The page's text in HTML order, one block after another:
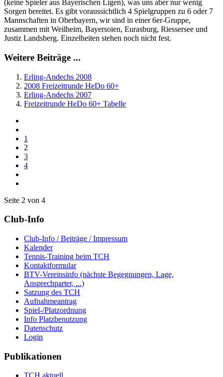
(keine Spieler aus Bayerischen Ligen), was uns aber nur wenig
Sorgen bereitet. Es gibt voraussichtlich 4 Spielgruppen zu 6 oder 7
Mannschaften in Oberbayern, wir sind in einer 6er-Gruppe,
zusammen mit Weilheim, Bayersoien, Eurasburg, Riessersee und
Justiz Landsberg. Einzelheiten stehen noch nicht fest.
Weitere Beiträge ...
Erling-Andechs 2008
2008 Freizeitrunde HeDo 60+
Erling-Andechs 2007
Freizeitrunde HeDo 60+ Tabelle
1
2
3
4
Seite 2 von 4
Club-Info
Club-Info / Beiträge / Impressum
Kalender
Tennis-Training beim TCH
Kontaktformular
BTV-Vereinsinfo (nächste Begegnungen, Lage,
Ansprechparter, ...)
Satzung des TCH
Aufnahmeantrag
Spiel-/Platzordnung
Info Platzbenutzung
Datenschutz
Login
Publikationen